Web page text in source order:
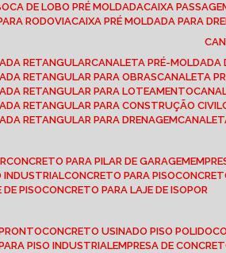
BOCA DE LOBO PRÉ MOLDADA CAIXA
RODOVIA
CAIXA PRÉ MOLDADA PARA
RETANGULAR CANALETA PRÉ-MOLDADA
RETANGULAR PARA OBRAS CANALETA
RETANGULAR PARA LOTEAMENTO
RETANGULAR PARA CONSTRUÇÃO CIVIL
RETANGULAR PARA DRENAGEM
CONCRETO PARA PILAR DE GARAGEM
INDUSTRIAL
CONCRETO PARA PISO
DE PISO CONCRETO PARA LAJE DE ISOPOR
CONCRETO USINADO PISO POLIDO
PISO INDUSTRIAL EMPRESA DE